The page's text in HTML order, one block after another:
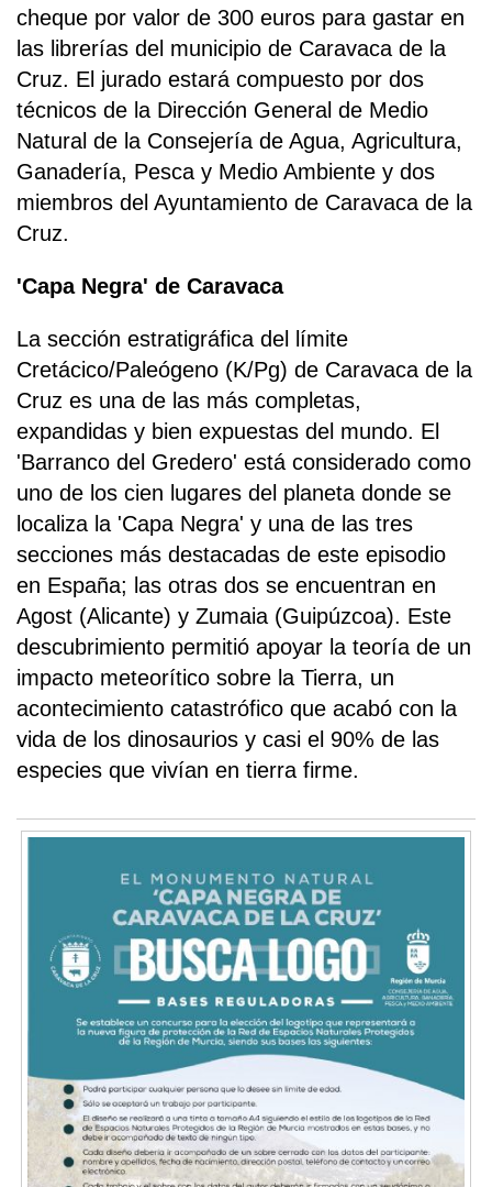
cheque por valor de 300 euros para gastar en
las librerías del municipio de Caravaca de la
Cruz. El jurado estará compuesto por dos
técnicos de la Dirección General de Medio
Natural de la Consejería de Agua, Agricultura,
Ganadería, Pesca y Medio Ambiente y dos
miembros del Ayuntamiento de Caravaca de la
Cruz.
'Capa Negra' de Caravaca
La sección estratigráfica del límite
Cretácico/Paleógeno (K/Pg) de Caravaca de la
Cruz es una de las más completas,
expandidas y bien expuestas del mundo. El
'Barranco del Gredero' está considerado como
uno de los cien lugares del planeta donde se
localiza la 'Capa Negra' y una de las tres
secciones más destacadas de este episodio
en España; las otras dos se encuentran en
Agost (Alicante) y Zumaia (Guipúzcoa). Este
descubrimiento permitió apoyar la teoría de un
impacto meteorítico sobre la Tierra, un
acontecimiento catastrófico que acabó con la
vida de los dinosaurios y casi el 90% de las
especies que vivían en tierra firme.